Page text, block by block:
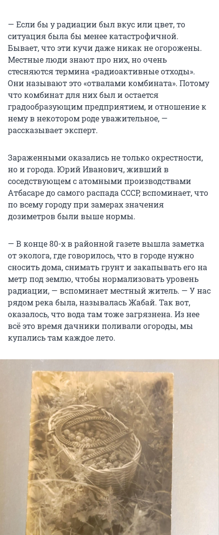
— Если бы у радиации был вкус или цвет, то
ситуация была бы менее катастрофичной.
Бывает, что эти кучи даже никак не огорожены.
Местные люди знают про них, но очень
стесняются термина «радиоактивные отходы».
Они называют это «отвалами комбината». Потому
что комбинат для них был и остается
градообразующим предприятием, и отношение к
нему в некотором роде уважительное, —
рассказывает эксперт.
Зараженными оказались не только окрестности,
но и города. Юрий Иванович, живший в
соседствующем с атомными производствами
Атбасаре до самого распада СССР, вспоминает, что
по всему городу при замерах значения
дозиметров были выше нормы.
— В конце 80-х в районной газете вышла заметка
от эколога, где говорилось, что в городе нужно
сносить дома, снимать грунт и закапывать его на
метр под землю, чтобы нормализовать уровень
радиации, — вспоминает местный житель. — У нас
рядом река была, называлась Жабай. Так вот,
оказалось, что вода там тоже загрязнена. Из нее
всё это время дачники поливали огороды, мы
купались там каждое лето.